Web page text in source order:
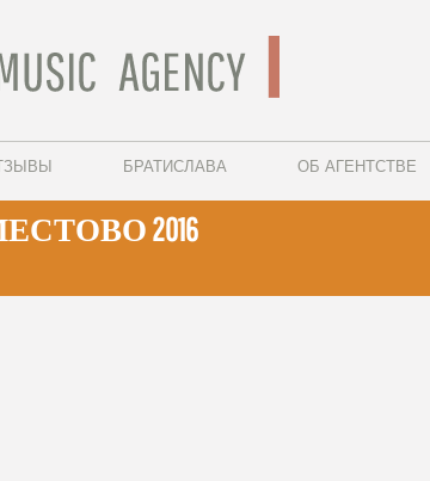
БРАТИСЛАВА ОБ АГЕНТСТВЕ
2016